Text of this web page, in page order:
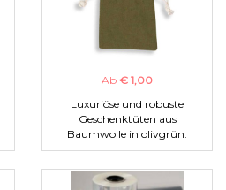
Ab € 1,00
Luxuriöse und robuste
Geschenktüten aus
Baumwolle in olivgrün.